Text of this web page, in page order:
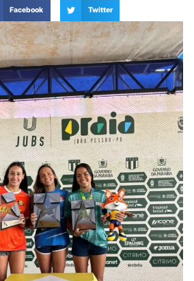
Facebook Twitter